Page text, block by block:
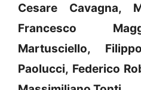
Cesare Cavagna,
Francesco
Martusciello,
Paolucci, Federico